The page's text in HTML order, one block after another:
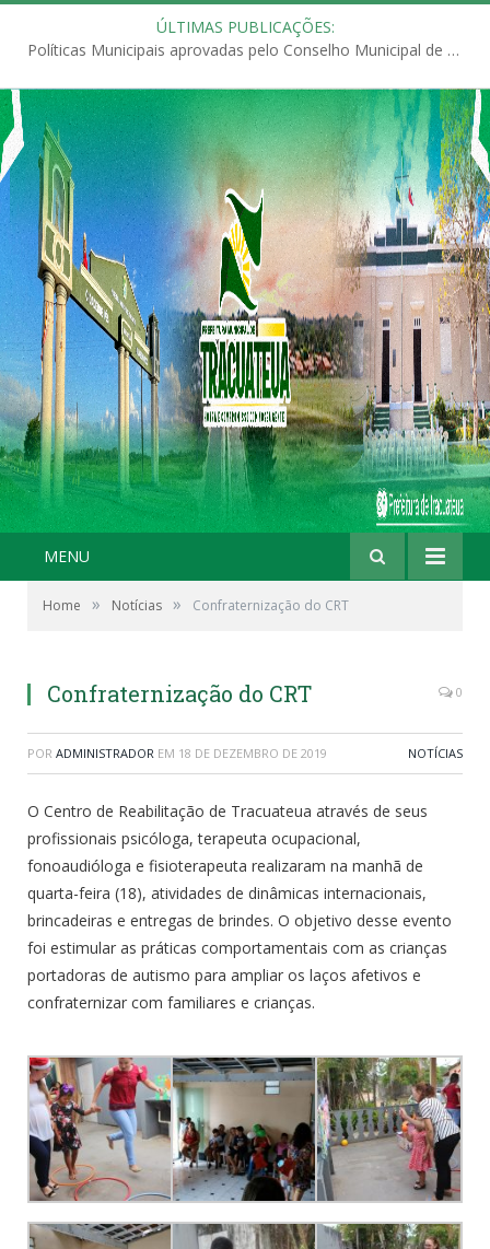
ÚLTIMAS PUBLICAÇÕES:
Políticas Municipais aprovadas pelo Conselho Municipal de Educação (CME)
MENU
Home » Notícias » Confraternização do CRT
Confraternização do CRT 0
POR ADMINISTRADOR EM 18 DE DEZEMBRO DE 2019 NOTÍCIAS
O Centro de Reabilitação de Tracuateua através de seus
profissionais psicóloga, terapeuta ocupacional,
fonoaudióloga e fisioterapeuta realizaram na manhã de
quarta-feira (18), atividades de dinâmicas internacionais,
brincadeiras e entregas de brindes. O objetivo desse evento
foi estimular as práticas comportamentais com as crianças
portadoras de autismo para ampliar os laços afetivos e
confraternizar com familiares e crianças.